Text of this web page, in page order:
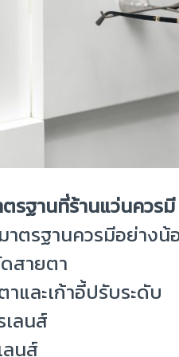
รฐานที่ร้านแว่นควรมี
าตรฐานควรมีอย่างน้
สายตา
าและเก้าอี้ปรับระดับ
เลนส์
ลนส์